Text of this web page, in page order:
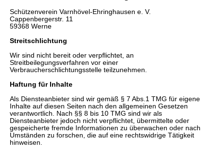
Schützenverein Varnhövel-Ehringhausen e. V.
Cappenbergerstr. 11
59368 Werne
Streitschlichtung
Wir sind nicht bereit oder verpflichtet, an
Streitbeilegungsverfahren vor einer
Verbraucherschlichtungsstelle teilzunehmen.
Haftung für Inhalte
Als Diensteanbieter sind wir gemäß § 7 Abs.1 TMG für eigene
Inhalte auf diesen Seiten nach den allgemeinen Gesetzen
verantwortlich. Nach §§ 8 bis 10 TMG sind wir als
Diensteanbieter jedoch nicht verpflichtet, übermittelte oder
gespeicherte fremde Informationen zu überwachen oder nach
Umständen zu forschen, die auf eine rechtswidrige Tätigkeit
hinweisen.